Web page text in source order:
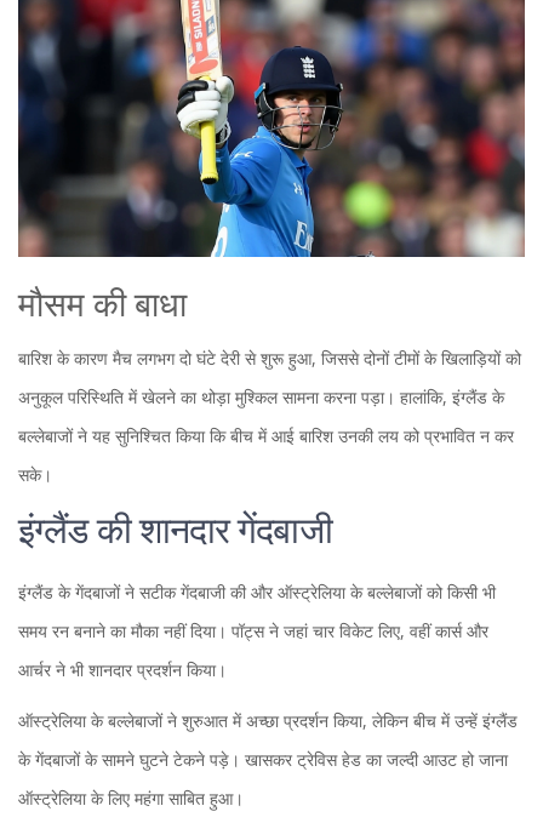
मौसम की बाधा
बारिश के कारण मैच लगभग दो घंटे देरी से शुरू हुआ, जिससे दोनों टीमों के खिलाड़ियों को
अनुकूल परिस्थिति में खेलने का थोड़ा मुश्किल सामना करना पड़ा। हालांकि, इंग्लैंड के
बल्लेबाजों ने यह सुनिश्चित किया कि बीच में आई बारिश उनकी लय को प्रभावित न कर
सके।
इंग्लैंड की शानदार गेंदबाजी
इंग्लैंड के गेंदबाजों ने सटीक गेंदबाजी की और ऑस्ट्रेलिया के बल्लेबाजों को किसी भी
समय रन बनाने का मौका नहीं दिया। पॉट्स ने जहां चार विकेट लिए, वहीं कार्स और
आर्चर ने भी शानदार प्रदर्शन किया।
ऑस्ट्रेलिया के बल्लेबाजों ने शुरुआत में अच्छा प्रदर्शन किया, लेकिन बीच में उन्हें इंग्लैंड
के गेंदबाजों के सामने घुटने टेकने पड़े। खासकर ट्रेविस हेड का जल्दी आउट हो जाना
ऑस्ट्रेलिया के लिए महंगा साबित हुआ।